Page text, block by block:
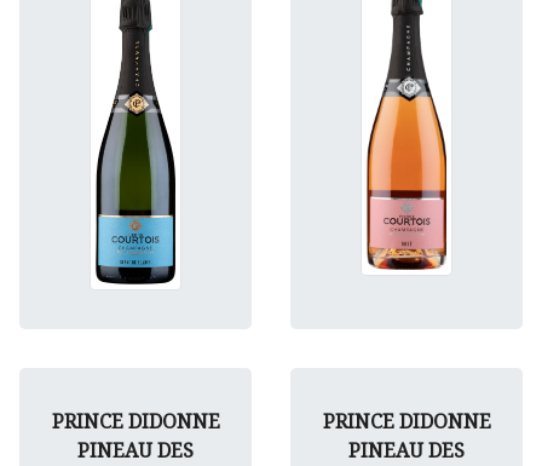
PRINCE DIDONNE
PINEAU DES
PRINCE DIDONNE
PINEAU DES